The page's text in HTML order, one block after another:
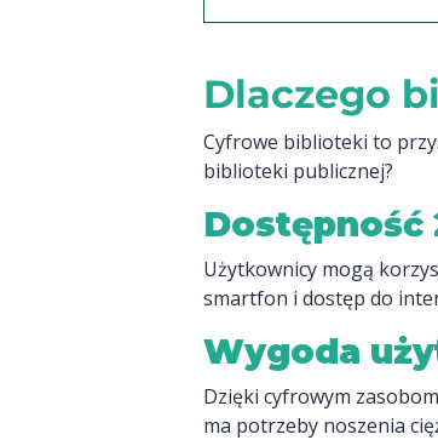
Dlaczego
Cyfrowe biblioteki to
biblioteki publicznej?
Dostępność
Użytkownicy mogą
smartfon i dostęp do
Wygoda
Dzięki cyfrowym
ma potrzeby noszenia